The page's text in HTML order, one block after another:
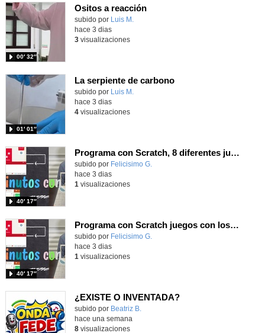
Ositos a reacción
Contenido educativo.
subido por Luis M.
00′ 32″
hace 3 dias
3visualizaciones
La serpiente de carbono
Contenido educativo.
subido por Luis M.
01′ 01″
hace 3 dias
4visualizaciones
Programa con Scratch, 8 diferentes juegos para vivir la emoción de los partidos de España en el mundial 2026
Contenido educativo.
subido por Felicisimo G.
40′ 17″
hace 3 dias
1 visualizaciones
Programa con Scratch juegos con los partidos del mundial 2026 ganados por España
Contenido educativo.
subido por Felicisimo G.
40′ 17″
hace 3 dias
1 visualizaciones
¿EXISTE O INVENTADA?
Contenido educativo.
subido por Beatriz B.
hace una semana
8visualizaciones